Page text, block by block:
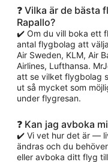
❓ Vilka är de
Rapallo?
✔️ Om du vill boka ett
antal flygbolag att
Air Sweden, KLM, Air
Airlines, Lufthansa.
att se vilket flygbolag
ut så mycket som
under flygresan.
❓ Kan jag avboka
✔️ Vi vet hur det är —
ändras och du
eller avboka ditt flyg